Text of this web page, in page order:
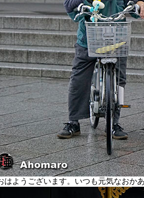
ようございます。いつも元気なお